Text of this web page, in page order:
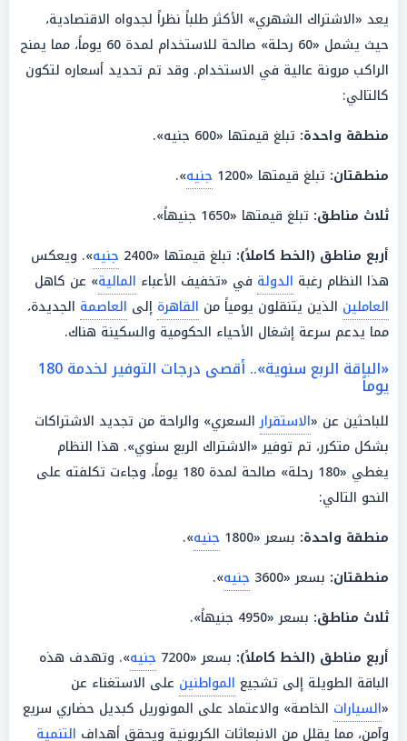
يعد «الاشتراك الشهري» الأكثر طلباً نظراً لجدواه الاقتصادية،
حيث يشمل «60 رحلة» صالحة للاستخدام لمدة 60 يوماً، مما يمنح
الراكب مرونة عالية في الاستخدام. وقد تم تحديد أسعاره لتكون
كالتالي:
منطقة واحدة: تبلغ قيمتها «600 جنيه».
منطقتان: تبلغ قيمتها «1200 جنيه».
ثلاث مناطق: تبلغ قيمتها «1650 جنيهاً».
أربع مناطق (الخط كاملاً): تبلغ قيمتها «2400 جنيه». ويعكس
هذا النظام رغبة الدولة في «تخفيف الأعباء المالية» عن كاهل
العاملين الذين يتنقلون يومياً من القاهرة إلى العاصمة الجديدة،
مما يدعم سرعة إشغال الأحياء الحكومية والسكينة هناك.
«الباقة الربع سنوية».. أقصى درجات التوفير لخدمة 180
يوماً
للباحثين عن «الاستقرارالسعري» والراحة من تجديد الاشتراكات
بشكل متكرر، تم توفير «الاشتراك الربع سنوي». هذا النظام
يغطي «180 رحلة» صالحة لمدة 180 يوماً، وجاءت تكلفته على
النحو التالي:
منطقة واحدة: بسعر «1800 جنيه».
منطقتان: بسعر «3600 جنيه».
ثلاث مناطق: بسعر «4950 جنيهاً».
أربع مناطق (الخط كاملاً): بسعر «7200 جنيه». وتهدف هذه
الباقة الطويلة إلى تشجيع المواطنين على الاستغناء عن
«السيارات الخاصة» والاعتماد على المونوريل كبديل حضاري سريع
وآمن، مما يقلل من الانبعاثات الكربونية ويحقق أهداف التنمية